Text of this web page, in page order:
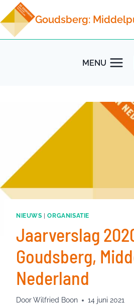
Doorgaan
naar
inhoud
Goudsberg:
MENU
NIEUWS |ORGANISATIE
Jaarverslag
Goudsberg,
Nederland
DoorWilfried Boon 14 juni 2021